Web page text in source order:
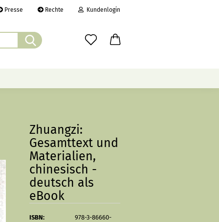
Presse Rechte Kundenlogin
vergessen?
Suche...
Zhuangzi:
Gesamttext und
Materialien,
chinesisch -
deutsch als
eBook
ISBN:
978-3-86660-